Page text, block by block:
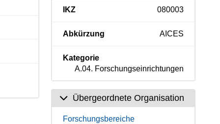
IKZ 080003
Abkürzung AICES
Kategorie
A.04. Forschungseinrichtungen
Übergeordnete Organisation
Forschungsbereiche